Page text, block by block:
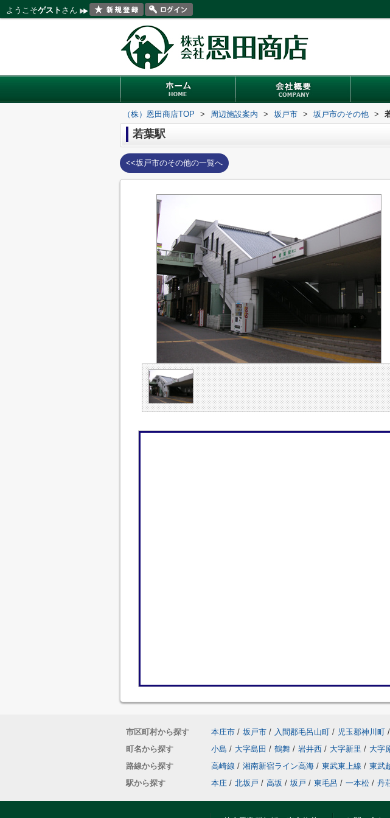
ようこそゲスト さん
（株）恩田商店TOP > 周辺施設案内 > 坂戸市 > 坂戸市のその他 >
若葉駅
<<坂戸市のその他の一覧へ
市区町村から探す 本庄市 / 坂戸市 / 入間郡毛呂山町 / 児玉郡神川町 /
町名から探す
小島 / 大字島田 / 鶴舞 / 岩井西 / 大字新里 / 大字
路線から探す
高崎線 / 湘南新宿ライン高海 / 東武東上線 / 東武
駅から探す
本庄 / 北坂戸 / 高坂 / 坂戸 / 東毛呂 / 一本松 / 丹